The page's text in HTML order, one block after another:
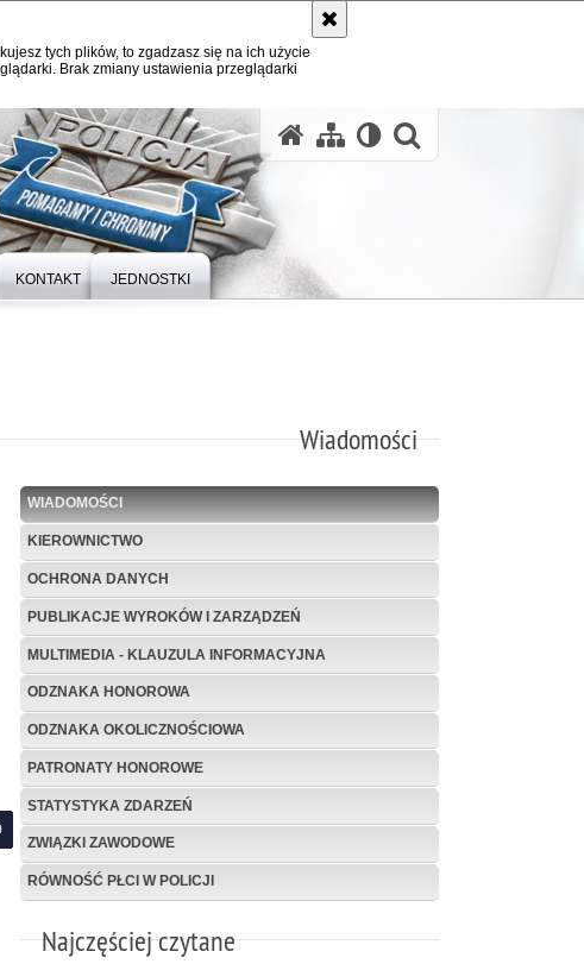
tych plików, to zgadzasz się na ich użycie
Brak zmiany ustawienia przeglądarki
KONTAKT JEDNOSTKI
Wiadomości
WIADOMOŚCI
KIEROWNICTWO
OCHRONA DANYCH
PUBLIKACJE WYROKÓW I ZARZĄDZEŃ
MULTIMEDIA - KLAUZULA INFORMACYJNA
ODZNAKA HONOROWA
ODZNAKA OKOLICZNOŚCIOWA
PATRONATY HONOROWE
STATYSTYKA ZDARZEŃ
ZWIĄZKI ZAWODOWE
RÓWNOŚĆ PŁCI W POLICJI
Najczęściej czytane